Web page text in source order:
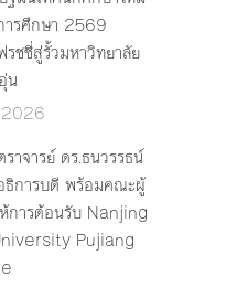
ารศึกษา 2569
รชชี่สู่รั้วมหาวิทยาลัย
น
าจารย์ ดร.ธนวรรธน์
ธิการบดี พร้อมคณะผู้
การต้อนรับ Nanjing
Pujiang